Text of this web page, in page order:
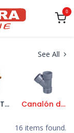
0
See All
Rastrel y Tableros Canalón de PVC y Accesorios
16 items found.